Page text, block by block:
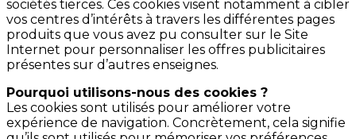
sociétés tierces. Ces cookies visent notamment à cibler
vos centres d’intérêts à travers les différentes pages
produits que vous avez pu consulter sur le Site
Internet pour personnaliser les offres publicitaires
présentes sur d’autres enseignes.
Pourquoi utilisons-nous des cookies ?
Les cookies sont utilisés pour améliorer votre
expérience de navigation. Concrètement, cela signifie